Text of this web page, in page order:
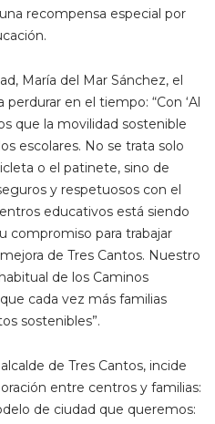
recompensa especial por
María del Mar Sánchez, el
en el tiempo: “Con ‘Al
que la movilidad sostenible
escolares. No se trata solo
o el patinete, sino de
y respetuosos con el
educativos está siendo
compromiso para trabajar
de Tres Cantos. Nuestro
de los Caminos
cada vez más familias
sostenibles”.
de Tres Cantos, incide
entre centros y familias:
de ciudad que queremos: